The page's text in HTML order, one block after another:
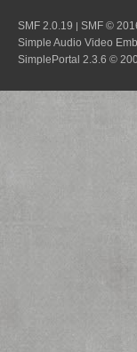
SMF 2.0.19 | SMF ©
Simple Audio Video
SimplePortal 2.3.6 ©